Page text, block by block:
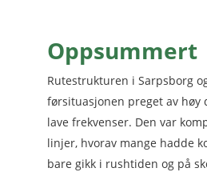
Oppsummert
Rutestrukturen i Sarpsborg
førsituasjonen preget av høy
lave frekvenser. Den var
linjer, hvorav mange hadde
bare gikk i rushtiden og på